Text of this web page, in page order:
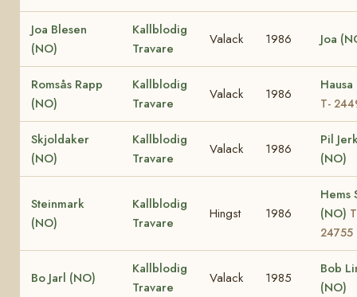
Joa Blesen
(NO)
Kallblodig
Travare
Valack 1986 Joa
Romsås Rapp
(NO)
Kallblodig
Travare
Valack 1986
T-
Skjoldaker
(NO)
Kallblodig
Travare
Valack 1986
Pil
(NO)
Steinmark
(NO)
Kallblodig
Travare
Hingst 1986
Hems
(NO)
24755
Bo Jarl (NO)
Kallblodig
Travare
Valack 1985
Bob
(NO)